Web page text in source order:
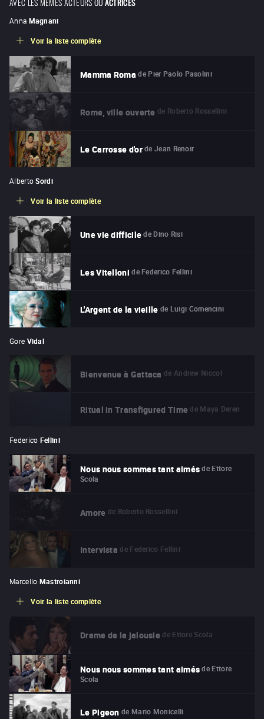
Anna Magnani
Voir la liste complète
Mamma Roma de Pier Paolo Pasolini
Rome, ville ouverte de Roberto Rossellini
Le Carrosse d'or de Jean Renoir
Alberto Sordi
Voir la liste complète
Une vie difficile de Dino Risi
Les Vitelloni de Federico Fellini
L'Argent de la vieille de Luigi Comencini
Gore Vidal
Bienvenue à Gattaca de Andrew Niccol
Ritual in Transfigured Time de Maya Deren
Federico Fellini
Nous nous sommes tant aimés de Ettore
Scola
Amore de Roberto Rossellini
Intervista de Federico Fellini
Marcello Mastroianni
Voir la liste complète
Drame de la jalousie de Ettore Scola
Nous nous sommes tant aimés de Ettore
Scola
Le Pigeon de Mario Monicelli